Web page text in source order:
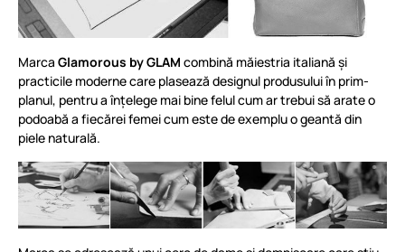
Marca Glamorous by GLAM combină măiestria italiană și
practicile moderne care plasează designul produsului în prim-
planul, pentru a înțelege mai bine felul cum ar trebui să arate o
podoabă a fiecărei femei cum este de exemplu o geantă din
piele naturală.